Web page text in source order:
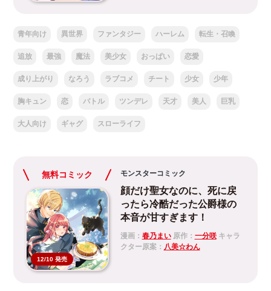
青年向け 異世界 ファンタジー ハーレム 転生・召喚
追放 最強 魔法 美少女 おっぱい 恋愛
成り上がり なろう ラブコメ チート 少女 少年
胸キュン 恋 バトル ツンデレ 天才 美人 巨乳
大人向け ギャグ スローライフ
無料コミック
12/10 発売
モンスターコミック
顔だけ聖女なのに、死に戻
ったら冷酷だった公爵様の
本音が甘すぎます！
漫画： 春乃まい原作： 一分咲キャラ
クター原案： 八美☆わん